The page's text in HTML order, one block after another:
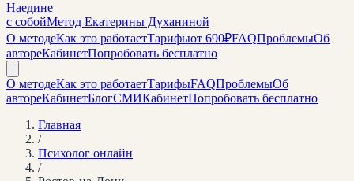
Наедине
с собойМетод Екатерины Духаниной
О методеКак это работаетТарифыот 690₽FAQПроблемыОб
автореКабинетПопробовать бесплатно
О методеКак это работаетТарифыFAQПроблемыОб
автореКабинетБлогСМИКабинетПопробовать бесплатно
Главная
/
Психолог онлайн
/